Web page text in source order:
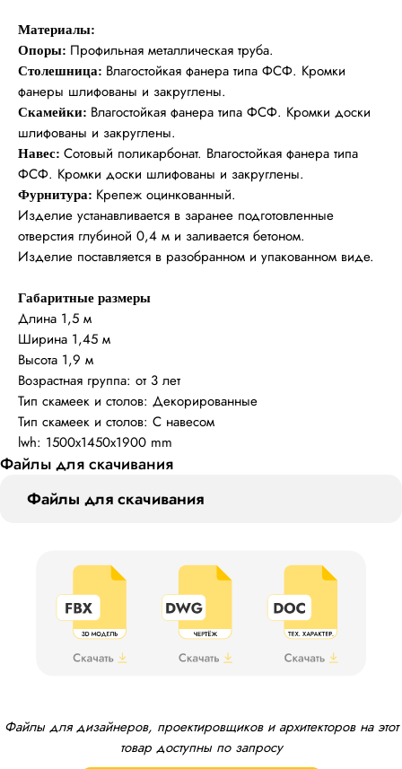
Материалы:
Опоры: Профильная металлическая труба.
Столешница: Влагостойкая фанера типа ФСФ. Кромки
фанеры шлифованы и закруглены.
Скамейки: Влагостойкая фанера типа ФСФ. Кромки доски
шлифованы и закруглены.
Навес: Сотовый поликарбонат. Влагостойкая фанера типа
ФСФ. Кромки доски шлифованы и закруглены.
Фурнитура: Крепеж оцинкованный.
Изделие устанавливается в заранее подготовленные
отверстия глубиной 0,4 м и заливается бетоном.
Изделие поставляется в разобранном и упакованном виде.
Габаритные размеры
Длина 1,5 м
Ширина 1,45 м
Высота 1,9 м
Возрастная группа: от 3 лет
Тип скамеек и столов: Декорированные
Тип скамеек и столов: С навесом
lwh: 1500x1450x1900 mm
Файлы для скачивания
Файлы для скачивания
Файлы для дизайнеров, проектировщиков и архитекторов на этот
товар доступны по запросу